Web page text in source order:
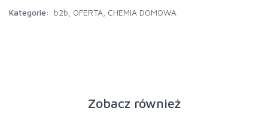
Kategorie:
b2b OFERTA CHEMIA DOMOWA
Zobacz również